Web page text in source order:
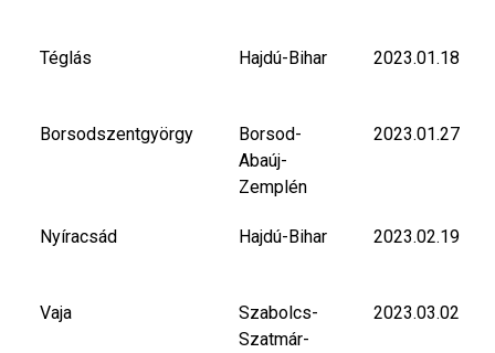
Téglás Hajdú-Bihar 2023.01.18
Borsodszentgyörgy
Borsod-
Abaúj-
Zemplén
2023.01.27
Nyíracsád Hajdú-Bihar 2023.02.19
Vaja
Szabolcs-
Szatmár-
2023.03.02